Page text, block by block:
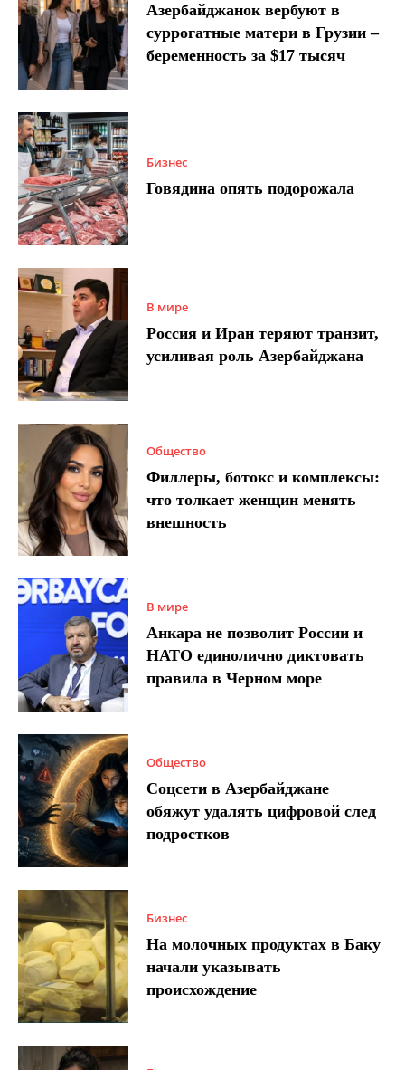
Азербайджанок вербуют в
суррогатные матери в Грузии –
беременность за $17 тысяч
Бизнес
Говядина опять подорожала
В мире
Россия и Иран теряют транзит,
усиливая роль Азербайджана
Общество
Филлеры, ботокс и комплексы:
что толкает женщин менять
внешность
В мире
Анкара не позволит России и
НАТО единолично диктовать
правила в Черном море
Общество
Соцсети в Азербайджане
обяжут удалять цифровой след
подростков
Бизнес
На молочных продуктах в Баку
начали указывать
происхождение